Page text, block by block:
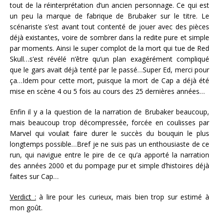
tout de la réinterprétation d’un ancien personnage. Ce qui est
un peu la marque de fabrique de Brubaker sur le titre. Le
scénariste s’est avant tout contenté de jouer avec des pièces
déjà existantes, voire de sombrer dans la redite pure et simple
par moments. Ainsi le super complot de la mort qui tue de Red
Skull…s’est révélé n’être qu’un plan exagérément compliqué
que le gars avait déjà tenté par le passé…Super Ed, merci pour
ça…Idem pour cette mort, puisque la mort de Cap a déjà été
mise en scène 4 ou 5 fois au cours des 25 dernières années…
Enfin il y a la question de la narration de Brubaker beaucoup,
mais beaucoup trop décompressée, forcée en coulisses par
Marvel qui voulait faire durer le succès du bouquin le plus
longtemps possible…Bref je ne suis pas un enthousiaste de ce
run, qui navigue entre le pire de ce qu’a apporté la narration
des années 2000 et du pompage pur et simple d’histoires déjà
faites sur Cap…
Verdict : à lire pour les curieux, mais bien trop sur estimé à
mon goût.